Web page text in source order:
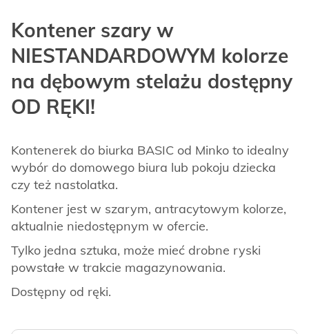
Kontener szary w
NIESTANDARDOWYM kolorze
na dębowym stelażu dostępny
OD RĘKI!
Kontenerek do biurka BASIC od Minko to idealny
wybór do domowego biura lub pokoju dziecka
czy też nastolatka.
Kontener jest w szarym, antracytowym kolorze,
aktualnie niedostępnym w ofercie.
Tylko jedna sztuka, może mieć drobne ryski
powstałe w trakcie magazynowania.
Dostępny od ręki.